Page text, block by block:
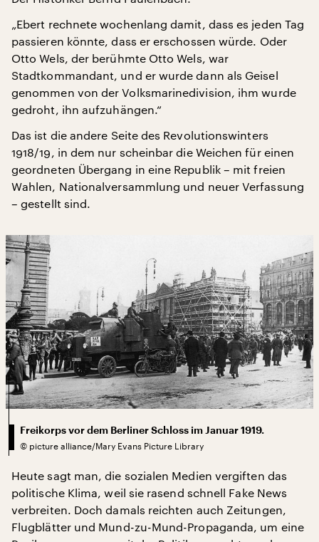
„Ebert rechnete wochenlang damit, dass es jeden Tag
passieren könnte, dass er erschossen würde. Oder
Otto Wels, der berühmte Otto Wels, war
Stadtkommandant, und er wurde dann als Geisel
genommen von der Volksmarinedivision, ihm wurde
gedroht, ihn aufzuhängen.“
Das ist die andere Seite des Revolutionswinters
1918/19, in dem nur scheinbar die Weichen für einen
geordneten Übergang in eine Republik – mit freien
Wahlen, Nationalversammlung und neuer Verfassung
– gestellt sind.
Freikorps vor dem Berliner Schloss im Januar 1919.
© picture alliance/Mary Evans Picture Library
Heute sagt man, die sozialen Medien vergiften das
politische Klima, weil sie rasend schnell Fake News
verbreiten. Doch damals reichten auch Zeitungen,
Flugblätter und Mund-zu-Mund-Propaganda, um eine